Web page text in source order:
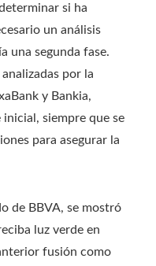
si ha
un análisis
una segunda fase.
por la
y Bankia,
siempre que se
para asegurar la
de BBVA, se mostró
luz verde en
fusión como